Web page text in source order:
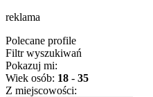
reklama
Polecane profile
Filtr wyszukiwań
Pokazuj mi:
Wiek osób: 18 - 35
Z miejscowości: